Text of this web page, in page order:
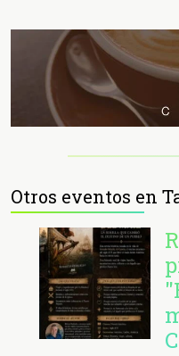
Otros eventos en